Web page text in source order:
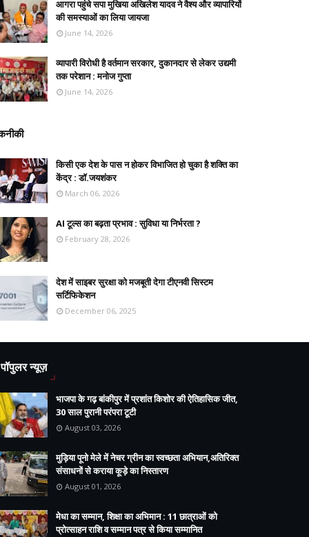
आगरा पहुंचे सपा मुखिया अखिलेश यादव ने वैश्य और व्यापारियों
की समस्याओं का लिया जायजा
June 14, 2026
व्यापारी विरोधी है वर्तमान सरकार, दुकानदार से लेकर उद्यमी
तक परेशान : मनोज गुप्ता
June 14, 2026
किसी एक देश के पास न होकर विभाजित हो चुका है शक्ति का
केंद्र : डॉ.जयशंकर
March 06, 2026
AI टूल्स का बढ़ता प्रभाव : सुविधा या निर्भरता ?
February 28, 2026
देश में साइबर सुरक्षा को मजबूती देगा टीएनवी सिस्टम
सर्टिफिकेशन
December 06, 2025
पॉपुलर न्यूज़
भाजपा के गढ़ बांकीपुर में प्रशांत किशोर की ऐतिहासिक जीत,
30 साल पुरानी परंपरा टूटी
August 03, 2026
मुड़िया पूनो मेले में नेचर ग्रीन का स्वच्छता अभियान,अतिरिक्त
संसाधनों से कराया कूड़े का निस्तारण
August 01, 2026
मेधा का सम्मान, शिक्षा का अभिमान : 11 छात्राओं को
प्रोत्साहन राशि व सम्मान पत्र से किया सम्मानित